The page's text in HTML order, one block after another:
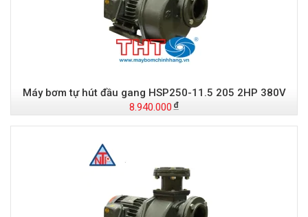
Máy bơm tự hút đầu gang HSP250-11.5 205 2HP 380V
8.940.000